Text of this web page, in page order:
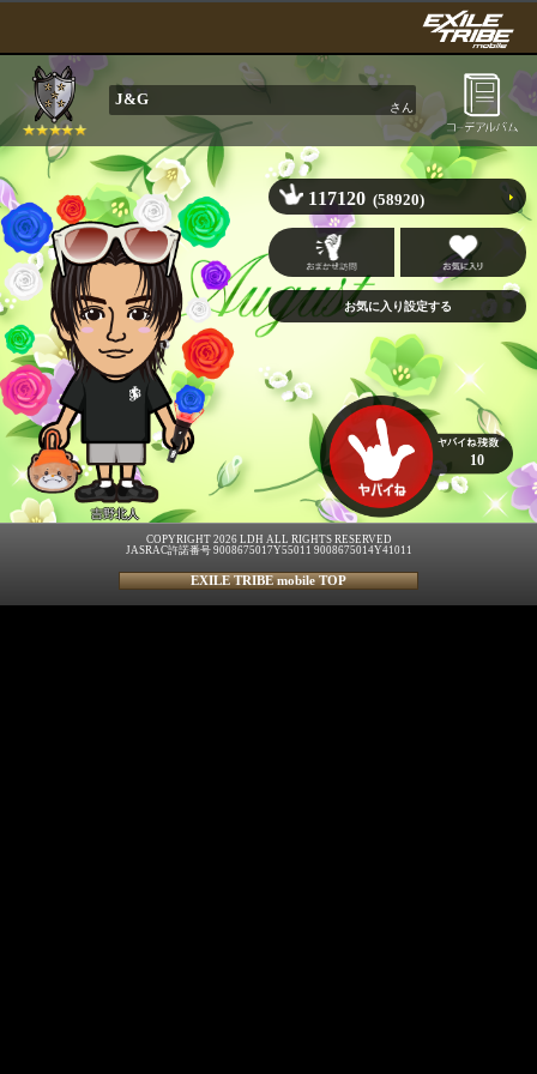
J&G さん
吉野北人
117120 (58920)
10
COPYRIGHT 2026 LDH ALL RIGHTS RESERVED
JASRAC許諾番号 9008675017Y55011 9008675014Y41011
EXILE TRIBE mobile TOP